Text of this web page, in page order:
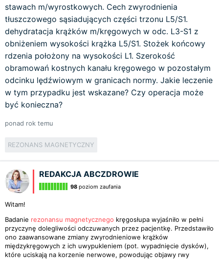
stawach m/wyrostkowych. Cech zwyrodnienia
tłuszczowego sąsiadujących części trzonu L5/S1.
dehydratacja krążków m/kręgowych w odc. L3-S1 z
obniżeniem wysokości krążka L5/S1. Stożek końcowy
rdzenia położony na wysokości L1. Szerokość
obramowań kostnych kanału kręgowego w pozostałym
odcinku lędźwiowym w granicach normy. Jakie leczenie
w tym przypadku jest wskazane? Czy operacja może
być konieczna?
ponad rok temu
REZONANS MAGNETYCZNY
REDAKCJA ABCZDROWIE
98 poziom zaufania
Witam!
Badanie rezonansu magnetycznego kręgosłupa wyjaśniło w pełni
przyczynę dolegliwości odczuwanych przez pacjentkę. Przedstawiło
ono zaawansowane zmiany zwyrodnieniowe krążków
międzykręgowych z ich uwypukleniem (pot. wypadnięcie dysków),
które uciskają na korzenie nerwowe, powodując objawy rwy